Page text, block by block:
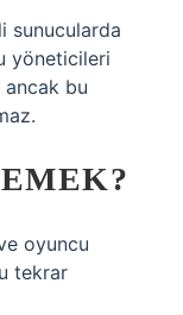
sunucularda
yöneticileri
ancak bu
oyuncu
tekrar